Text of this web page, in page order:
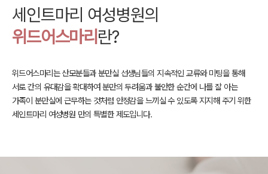
세인트마리 여성병원의
위드어스마리 란?
위드어스마리는 산모분들과 분만실 선생님들의 지속적인 교류와미팅을 통해
서로 간의 유대감을 확대하여 분만의 두려움과 불안한 순간에 나를 잘 아는
가족이 분만실에 근무하는 것처럼 안정감을 느끼실 수 있도록지지해 주기 위한
세인트마리 여성병원 만의 특별한 제도입니다.